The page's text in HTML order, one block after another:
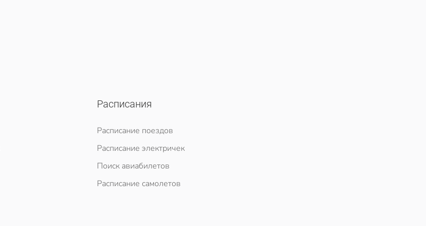
Расписания
Расписание поездов
Расписание электричек
Поиск авиабилетов
Расписание самолетов